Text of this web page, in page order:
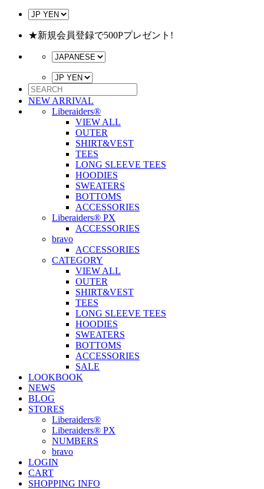
★新規会員登録で500Pプレゼント!
NEW ARRIVAL
Liberaiders®
VIEW ALL
OUTER
SHIRT&VEST
TEES
LONG SLEEVE TEES
HOODIES
SWEATERS
BOTTOMS
ACCESSORIES
Liberaiders® PX
ACCESSORIES
bravo
ACCESSORIES
CATEGORY
VIEW ALL
OUTER
SHIRT&VEST
TEES
LONG SLEEVE TEES
HOODIES
SWEATERS
BOTTOMS
ACCESSORIES
SALE
LOOKBOOK
NEWS
BLOG
STORES
Liberaiders®
Liberaiders® PX
NUMBERS
bravo
LOGIN
CART
SHOPPING INFO